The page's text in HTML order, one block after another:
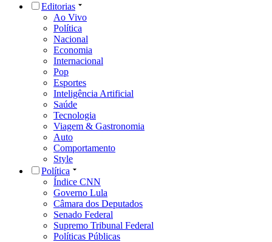
Editorias
Ao Vivo
Política
Nacional
Economia
Internacional
Pop
Esportes
Inteligência Artificial
Saúde
Tecnologia
Viagem & Gastronomia
Auto
Comportamento
Style
Política
Índice CNN
Governo Lula
Câmara dos Deputados
Senado Federal
Supremo Tribunal Federal
Políticas Públicas